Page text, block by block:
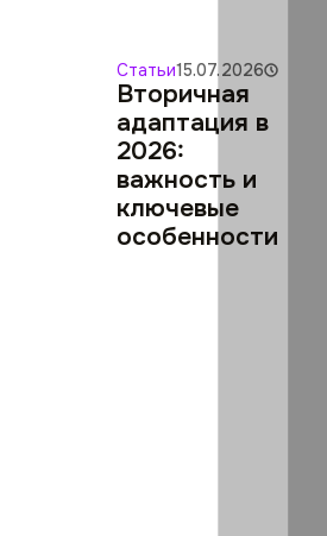
Статьи15.07.2026
Вторичная
адаптация в
2026:
важность и
ключевые
особенности